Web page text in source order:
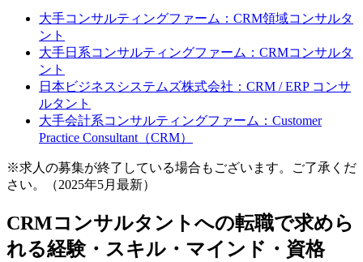
大手コンサルティングファーム：CRM領域コンサルタ
ント
大手日系コンサルティングファーム：CRMコンサルタ
ント
日本ビジネスシステムズ株式会社：CRM / ERP コンサ
ルタント
大手会計系コンサルティングファーム：Customer
Practice Consultant（CRM）
※求人の募集が終了している場合もございます。ご了承くだ
さい。（2025年5月最新）
CRMコンサルタントへの転職で求めら
れる経験・スキル・マインド・資格